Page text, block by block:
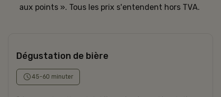
aux points ». Tous les prix s'entendent hors TVA.
Dégustation de bière
45-60 minuter